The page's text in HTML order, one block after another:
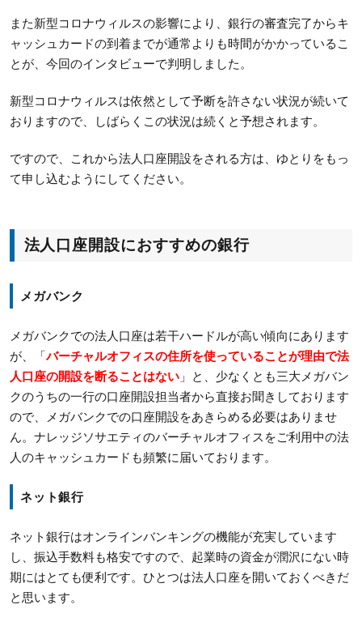
また新型コロナウィルスの影響により、銀行の審査完了からキ
ャッシュカードの到着までが通常よりも時間がかかっているこ
とが、今回のインタビューで判明しました。
新型コロナウィルスは依然として予断を許さない状況が続いて
おりますので、しばらくこの状況は続くと予想されます。
ですので、これから法人口座開設をされる方は、ゆとりをもっ
て申し込むようにしてください。
法人口座開設におすすめの銀行
メガバンク
メガバンクでの法人口座は若干ハードルが高い傾向にあります
が、「バーチャルオフィスの住所を使っていることが理由で法
人口座の開設を断ることはない 」と、少なくとも三大メガバン
クのうちの一行の口座開設担当者から直接お聞きしております
ので、メガバンクでの口座開設をあきらめる必要はありませ
ん。ナレッジソサエティのバーチャルオフィスをご利用中の法
人のキャッシュカードも頻繁に届いております。
ネット銀行
ネット銀行はオンラインバンキングの機能が充実しています
し、振込手数料も格安ですので、起業時の資金が潤沢にない時
期にはとても便利です。ひとつは法人口座を開いておくべきだ
と思います。